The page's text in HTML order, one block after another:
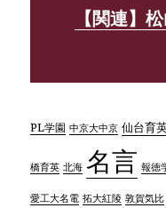
【関連】
PL学園 中京大中京 仙台育
橋育英 北海 名言 報徳
愛工大名電 拓大紅陵 敦賀気比